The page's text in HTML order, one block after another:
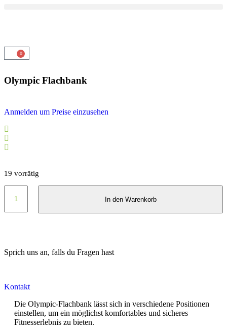
0
Olympic Flachbank
Anmelden um Preise einzusehen
19 vorrätig
In den Warenkorb
Sprich uns an, falls du Fragen hast
Kontakt
Die Olympic-Flachbank lässt sich in verschiedene Positionen
einstellen, um ein möglichst komfortables und sicheres
Fitnesserlebnis zu bieten.